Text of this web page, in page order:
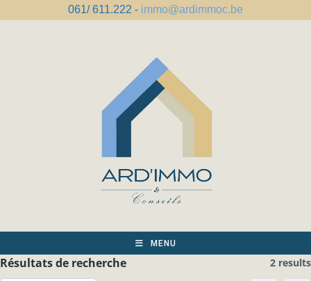
061/ 611.222 - immo@ardimmoc.be
MENU
Résultats de recherche 2 results